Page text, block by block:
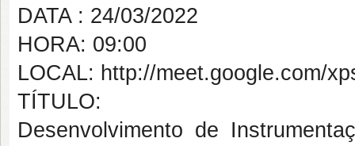
DATA : 24/03/2022
HORA: 09:00
LOCAL: http://meet.google.com/
TÍTULO:
Desenvolvimento de